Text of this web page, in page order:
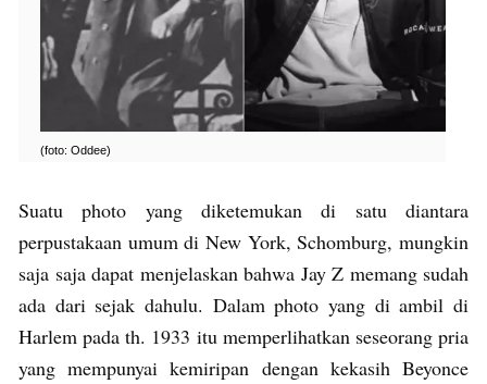
(foto: Oddee)
Suatu photo yang diketemukan di satu diantara
perpustakaan umum di New York, Schomburg, mungkin
saja saja dapat menjelaskan bahwa Jay Z memang sudah
ada dari sejak dahulu. Dalam photo yang di ambil di
Harlem pada th. 1933 itu memperlihatkan seseorang pria
yang mempunyai kemiripan dengan kekasih Beyonce